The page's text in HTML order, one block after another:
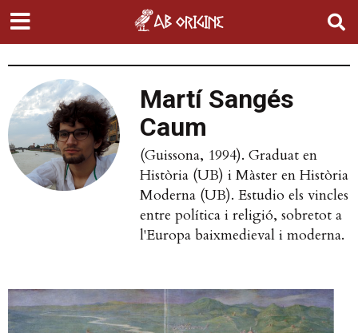
Martí Sangés
Caum
(Guissona, 1994). Graduat en
Història (UB) i Màster en Història
Moderna (UB). Estudio els vincles
entre política i religió, sobretot a
l'Europa baixmedieval i moderna.